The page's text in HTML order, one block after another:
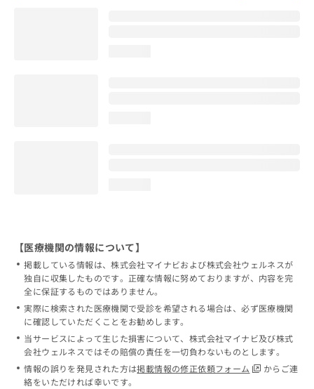
【医療機関の情報について】
掲載している情報は、株式会社マイナビおよび株式会社ウェルネスが
独自に収集したものです。正確な情報に努めておりますが、内容を完
全に保証するものではありません。
実際に検索された医療機関で受診を希望される場合は、必ず医療機関
に確認していただくことをお勧めします。
当サービスによって生じた損害について、株式会社マイナビ及び株式
会社ウェルネスではその賠償の責任を一切負わないものとします。
情報の誤りを発見された方は掲載情報の修正依頼フォーム
からご連
絡をいただければ幸いです。